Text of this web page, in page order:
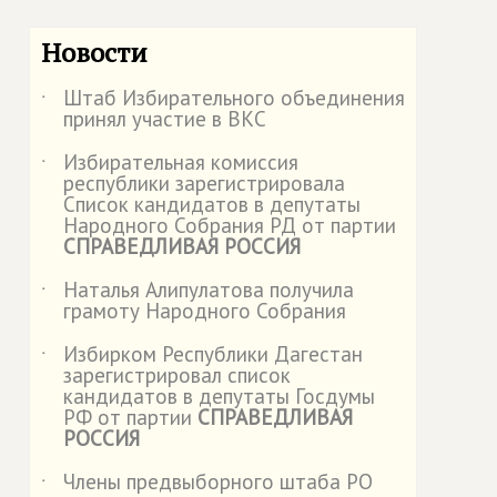
Новости
˙ Штаб Избирательного объединения
принял участие в ВКС
˙
Избирательная комиссия
республики зарегистрировала
Список кандидатов в депутаты
Народного Собрания РД от партии
СПРАВЕДЛИВАЯ РОССИЯ
˙
Наталья Алипулатова получила
грамоту Народного Собрания
˙
Избирком Республики Дагестан
зарегистрировал список
кандидатов в депутаты Госдумы
РФ от партии СПРАВЕДЛИВАЯ
РОССИЯ
˙
Члены предвыборного штаба РО